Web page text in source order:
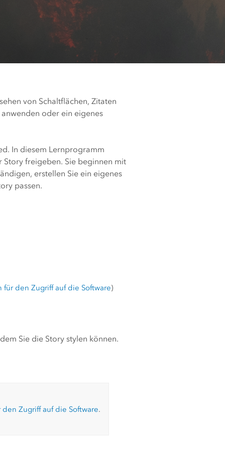
ArcGIS Pro erkunden
erkunden
Den Kurs erkunden
Die Story lesen
von Schaltflächen, Zitaten
oder ein eigenes
In diesem Lernprogramm
Story freigeben. Sie beginnen mit
erstellen Sie ein eigenes
passen.
den Zugriff auf die Software)
Sie die Story stylen können.
Zugriff auf die Software.